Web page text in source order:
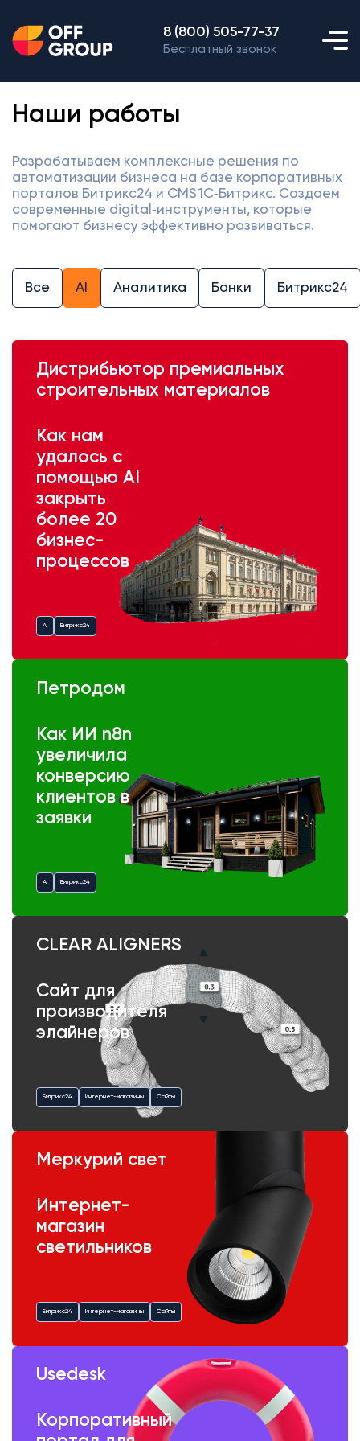
8 (800) 505-77-37
Бесплатный звонок
Наши работы
Разрабатываем комплексные решения по
автоматизации бизнеса на базе корпоративных
порталов Битрикс24 и CMS 1С‑Битрикс. Создаем
современные digital‑инструменты, которые
помогают бизнесу эффективно развиваться.
Все AI Аналитика Банки Битрикс24
Дистрибьютор премиальных
строительных материалов
Как нам
удалось с
помощью AI
закрыть
более 20
бизнес-
процессов
AI Битрикс24
Петродом
Как ИИ n8n
увеличила
конверсию
клиентов в
заявки
AI Битрикс24
CLEAR ALIGNERS
Сайт для
производителя
элайнеров
Битрикс24 Интернет-магазины Сайты
Меркурий свет
Интернет-
магазин
светильников
Битрикс24 Интернет-магазины Сайты
Usedesk
Корпоративный